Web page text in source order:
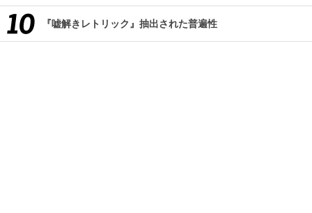
『嘘解きレトリック』抽出された普遍性